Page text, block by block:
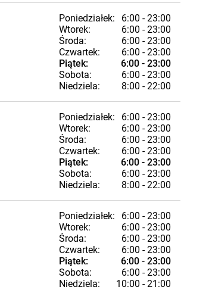
Poniedziałek:
6:00 - 23:00
Wtorek:
6:00 - 23:00
Środa:
6:00 - 23:00
Czwartek:
6:00 - 23:00
Piątek:
6:00 - 23:00
Sobota:
6:00 - 23:00
Niedziela:
8:00 - 22:00
Poniedziałek:
6:00 - 23:00
Wtorek:
6:00 - 23:00
Środa:
6:00 - 23:00
Czwartek:
6:00 - 23:00
Piątek:
6:00 - 23:00
Sobota:
6:00 - 23:00
Niedziela:
8:00 - 22:00
Poniedziałek:
6:00 - 23:00
Wtorek:
6:00 - 23:00
Środa:
6:00 - 23:00
Czwartek:
6:00 - 23:00
Piątek:
6:00 - 23:00
Sobota:
6:00 - 23:00
Niedziela:
10:00 - 21:00